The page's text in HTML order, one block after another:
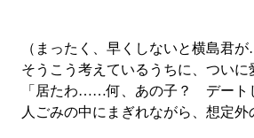
（まったく、早くしないと横島君
そうこう考えているうちに、ついに
「居たわ……何、あの子？ デートじ
人ごみの中にまぎれながら、想定外